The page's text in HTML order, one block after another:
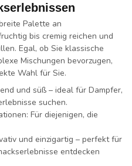
Palette an
bis cremig reichen und
Egal, ob Sie klassische
Mischungen bevorzugen,
Wahl für Sie.
und süß – ideal für Dampfer,
suchen.
Für diejenigen, die
und einzigartig – perfekt für
entdecken